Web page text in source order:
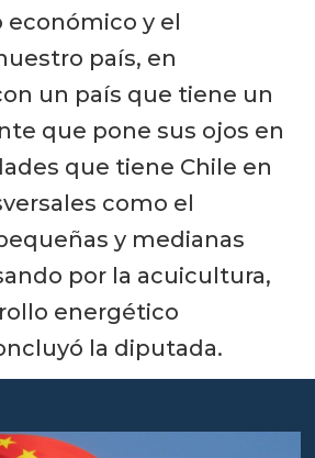
y el
país, en
un país que tiene un
que pone sus ojos en
que tiene Chile en
como el
y medianas
por la acuicultura,
energético
la diputada.